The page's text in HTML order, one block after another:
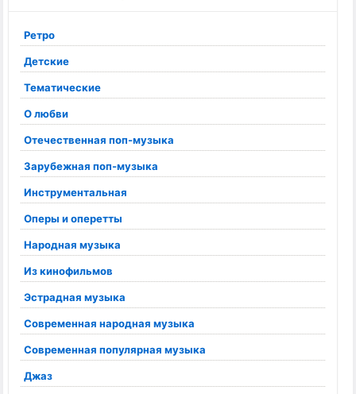
Ретро
Детские
Тематические
О любви
Отечественная поп-музыка
Зарубежная поп-музыка
Инструментальная
Оперы и оперетты
Народная музыка
Из кинофильмов
Эстрадная музыка
Современная народная музыка
Современная популярная музыка
Джаз